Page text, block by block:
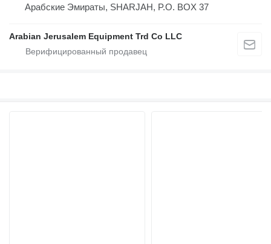
Арабские Эмираты, SHARJAH, P.O. BOX 37
Arabian Jerusalem Equipment Trd Co LLC